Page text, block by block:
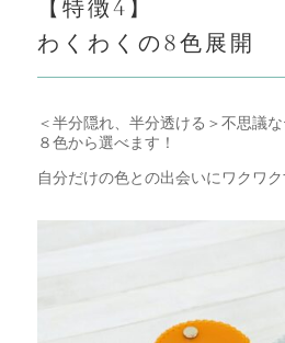
【特徴4 】
わくわくの 8色展開
＜半分隠れ、半分透ける＞不思議
８色から選べます！
自分だけの色との出会いにワクワク